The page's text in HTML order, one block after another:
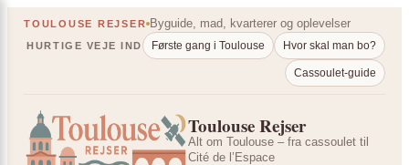
Spring
TOULOUSE REJSER Byguide, mad, kvarterer og oplevelser
HURTIGE VEJE IND Første gang i Toulouse Hvor skal man bo?
Cassoulet-guide
Toulouse Rejser
Alt om Toulouse – fra cassoulet til
Cité de l’Espace